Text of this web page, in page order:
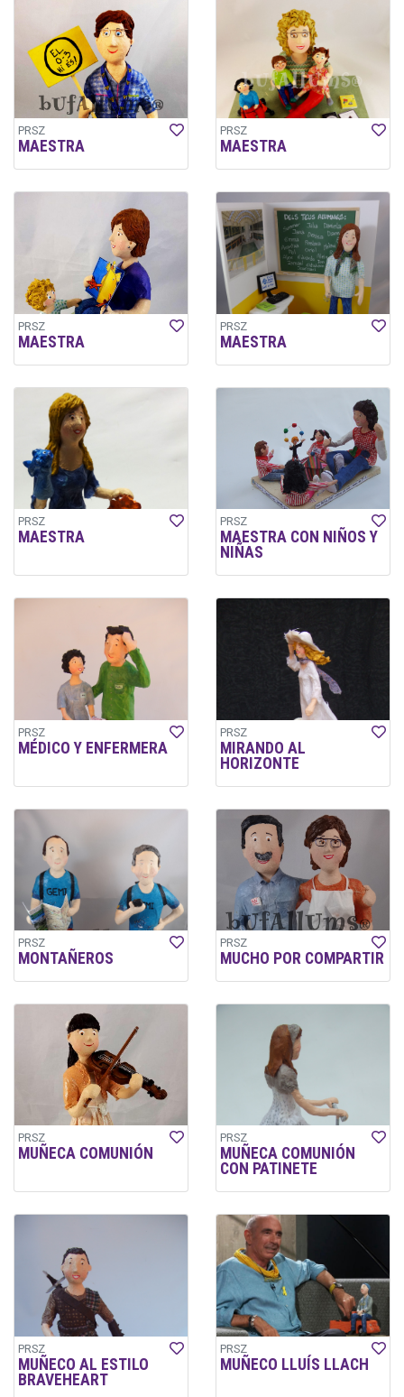
PRSZ
MAESTRA
PRSZ
MAESTRA
PRSZ
MAESTRA
PRSZ
MAESTRA
PRSZ
MAESTRA
PRSZ
MAESTRA CON NIÑOS Y
NIÑAS
PRSZ
MÉDICO Y ENFERMERA
PRSZ
MIRANDO AL
HORIZONTE
PRSZ
MONTAÑEROS
PRSZ
MUCHO POR COMPARTIR
PRSZ
MUÑECA COMUNIÓN
PRSZ
MUÑECA COMUNIÓN
CON PATINETE
PRSZ
MUÑECO AL ESTILO
BRAVEHEART
PRSZ
MUÑECO LLUÍS LLACH